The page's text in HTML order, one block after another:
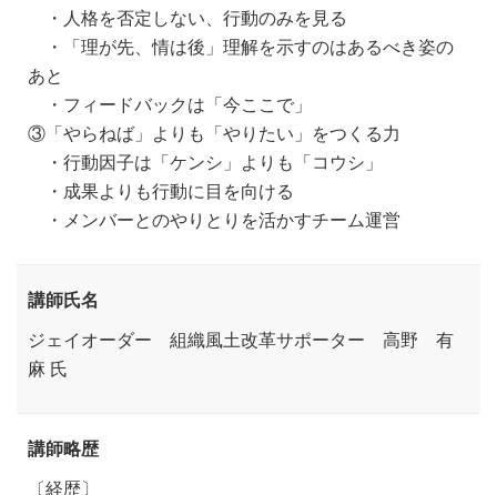
・人格を否定しない、行動のみを見る
・「理が先、情は後」理解を示すのはあるべき姿の
あと
・フィードバックは「今ここで」
③「やらねば」よりも「やりたい」をつくる力
・行動因子は「ケンシ」よりも「コウシ」
・成果よりも行動に目を向ける
・メンバーとのやりとりを活かすチーム運営
講師氏名
ジェイオーダー 組織風土改革サポーター 高野 有
麻 氏
講師略歴
〔経歴〕